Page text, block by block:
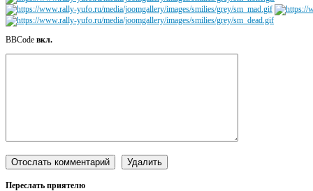
BBCode вкл.
Переслать приятелю